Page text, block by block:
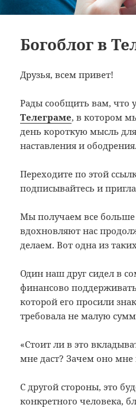
Богоблог в
Друзья, всем привет!
Рады сообщить вам, что
Телеграме, в котором
день короткую мысль
наставления и ободрения.
Переходите по этой
подписывайтесь и
Мы получаем все
вдохновляют нас
делаем. Вот одна из
Один наш друг сидел в
финансово
которой его просили
требовала не малую
«Стоит ли в это
мне даст? Зачем оно
С другой стороны, это
конкретного человека,